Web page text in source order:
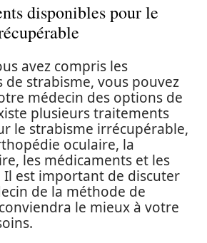
disponibles pour le
avez compris les
strabisme, vous pouvez
médecin des options de
plusieurs traitements
le strabisme irrécupérable,
oculaire, la
les médicaments et les
Il est important de discuter
de la méthode de
le mieux à votre